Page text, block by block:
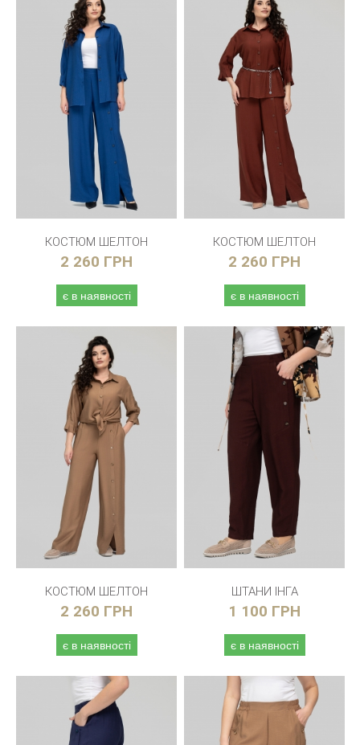
КОСТЮМ ШЕЛТОН
2 260 ГРН
є в наявності
КОСТЮМ ШЕЛТОН
2 260 ГРН
є в наявності
КОСТЮМ ШЕЛТОН
2 260 ГРН
є в наявності
ШТАНИ ІНГА
1 100 ГРН
є в наявності